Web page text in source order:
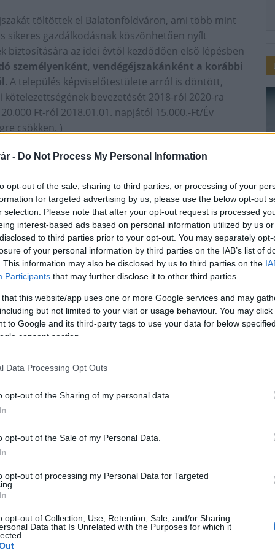
- Do Not Process My Personal Information
opt-out of the sale, sharing to third parties, or processing of your
for targeted advertising by us, please use the below opt-out
selection. Please note that after your opt-out request is processed
interest-based ads based on personal information utilized by us
to third parties prior to your opt-out. You may separately
of your personal information by third parties on the IAB’s list of
This information may also be disclosed by us to third parties on the
Participants that may further disclose it to other third parties.
that this website/app uses one or more Google services and may
but not limited to your visit or usage behaviour. You may
to Google and its third-party tags to use your data for below
consent section.
Data Processing Opt Outs
opt-out of the Sharing of my personal data.
opt-out of the Sale of my Personal Data.
opt-out of processing my Personal Data for Targeted
opt-out of Collection, Use, Retention, Sale, and/or Sharing
Data that Is Unrelated with the Purposes for which it
töltöttek el Balatonföldváron, ami több mint
sikeres gazdálkodásnak köszönhetően nyílt
biztosítására az idei évtől kezdődően első lépésben
személyenként, vendégéjszakánként a korábbi
. A település képviselőtestülete arról is döntött,
bevezetését 2018-ról 2020-ra
Ft-ról 2018.01.01. napjától 15.000.-Ft/Év
csökken. )
fizető parkolási rendszer került
ki. Újdonság, hogy idén a Bajcsy – Zsilinszky u.
parkolókat alakítanak ki. A három díjfizető
kikötőnél 300Ft-ot óránként a keleti valamint a
lesz majd a parkolás óránként. A földvárkártya
részesülnek.
a Földvár kártya rendszert, mely
kistérségben élőket, valamint a turistákat is. A
regisztrált, melyből 16 ezer a város és a
Az elfogadóhelyek listája tovább bővült